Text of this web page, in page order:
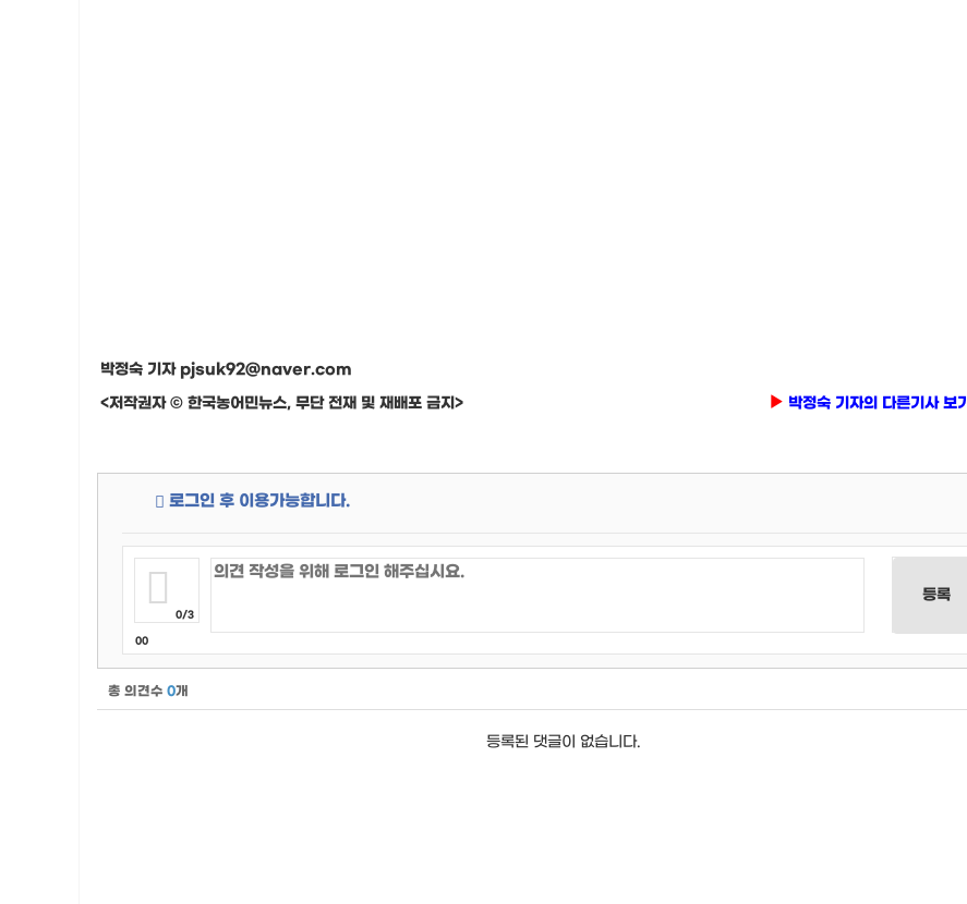
박정숙 기자 pjsuk92@naver.com
<저작권자 © 한국농어민뉴스, 무단 전재 및 재배포 금지>
박정숙 기자의 다른기사 보기
로그인 후 이용가능합니다.
0/3
00
등록
총 의견수 0개
등록된 댓글이 없습니다.